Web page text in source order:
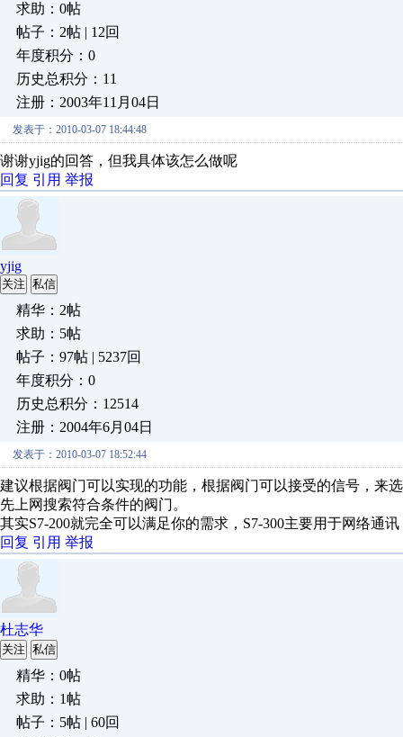
求助：0帖
帖子：2帖 | 12回
年度积分：0
历史总积分：11
注册：2003年11月04日
发表于：2010-03-07 18:44:48
谢谢yjig的回答，但我具体该怎么做呢
回复 引用 举报
yjig
关注 私信
精华：2帖
求助：5帖
帖子：97帖 | 5237回
年度积分：0
历史总积分：12514
注册：2004年6月04日
发表于：2010-03-07 18:52:44
建议根据阀门可以实现的功能，根据阀门可以接受的信号，来
先上网搜索符合条件的阀门。
其实S7-200就完全可以满足你的需求，S7-300主要用于网络通
回复 引用 举报
杜志华
关注 私信
精华：0帖
求助：1帖
帖子：5帖 | 60回